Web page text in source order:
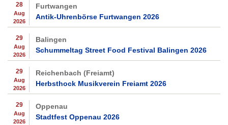
28
Aug
2026
Furtwangen
Antik-Uhrenbörse Furtwangen 2026
29
Aug
2026
Balingen
Schummeltag Street Food Festival Balingen 2026
29
Aug
2026
Reichenbach (Freiamt)
Herbsthock Musikverein Freiamt 2026
29
Aug
2026
Oppenau
Stadtfest Oppenau 2026